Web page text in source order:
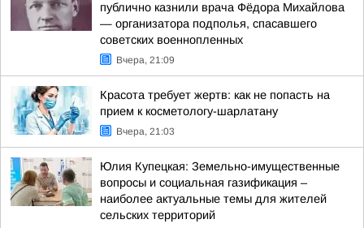
публично казнили врача Фёдора Михайлова
— организатора подполья, спасавшего
советских военнопленных
Вчера, 21:09
Красота требует жертв: как не попасть на
прием к косметологу-шарлатану
Вчера, 21:03
Юлия Купецкая: Земельно-имущественные
вопросы и социальная газификация –
наиболее актуальные темы для жителей
сельских территорий